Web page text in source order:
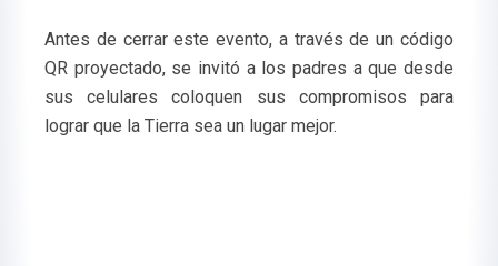
Antes de cerrar este evento, a través de un código
QR proyectado, se invitó a los padres a que desde
sus celulares coloquen sus compromisos para
lograr que la Tierra sea un lugar mejor.